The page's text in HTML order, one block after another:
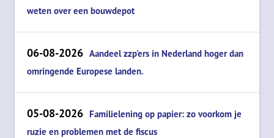
weten over een bouwdepot
06-08-2026 Aandeel zzp'ers in Nederland hoger dan
omringende Europese landen.
05-08-2026 Familielening op papier: zo voorkom je
ruzie en problemen met de fiscus